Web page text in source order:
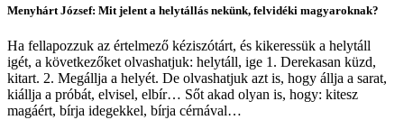
Menyhárt József: Mit jelent a helytállás nekünk, felvidéki magyaroknak?
Ha fellapozzuk az értelmező kéziszótárt, és kikeressük a helytáll
igét, a következőket olvashatjuk: helytáll, ige 1. Derekasan küzd,
kitart. 2. Megállja a helyét. De olvashatjuk azt is, hogy állja a sarat,
kiállja a próbát, elvisel, elbír… Sőt akad olyan is, hogy: kitesz
magáért, bírja idegekkel, bírja cérnával…